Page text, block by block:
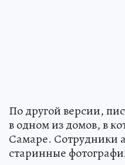
По другой версии,
в одном из домов, в
Самаре. Сотрудники
старинные